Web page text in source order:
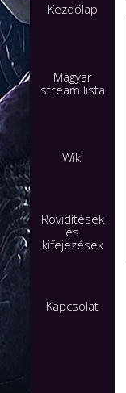
Kezdőlap
Magyar
stream lista
Wiki
Rövidítések
és
kifejezések
Kapcsolat